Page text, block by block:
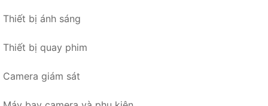
Thiết bị ánh sáng
Thiết bị quay phim
Camera giám sát